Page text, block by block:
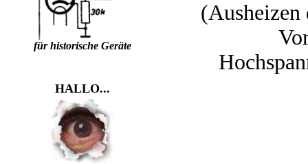
für historische Geräte
HALLO...
(Ausheizen